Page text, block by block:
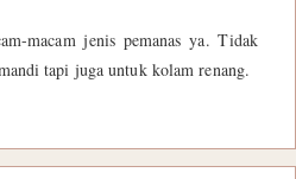
macam jenis pemanas ya. Tidak
tapi juga untuk kolam renang.